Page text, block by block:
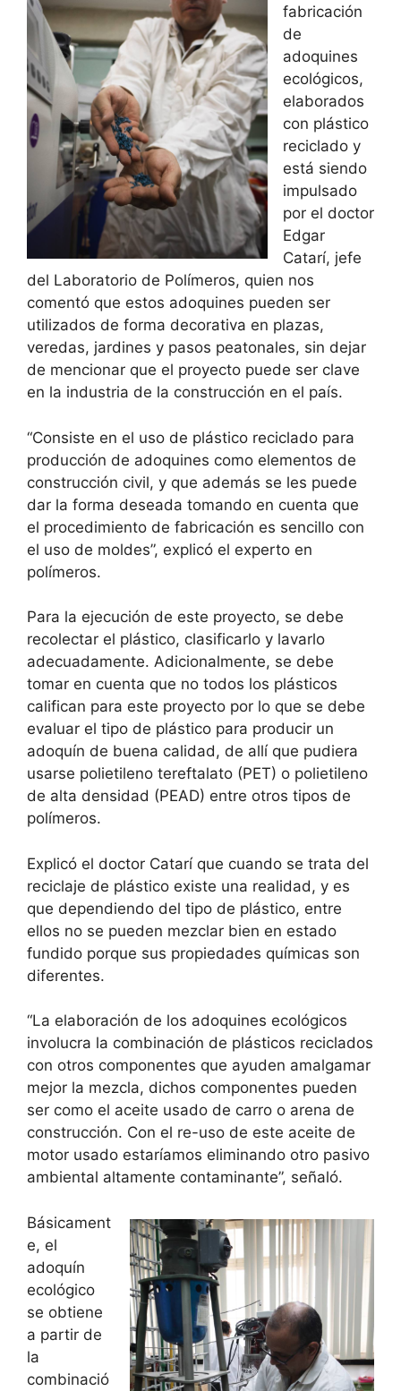
fabricación
de
adoquines
ecológicos,
elaborados
con plástico
reciclado y
está siendo
impulsado
por el doctor
Edgar
Catarí, jefe
del Laboratorio de Polímeros, quien nos
comentó que estos adoquines pueden ser
utilizados de forma decorativa en plazas,
veredas, jardines y pasos peatonales, sin dejar
de mencionar que el proyecto puede ser clave
en la industria de la construcción en el país.
“Consiste en el uso de plástico reciclado para
producción de adoquines como elementos de
construcción civil, y que además se les puede
dar la forma deseada tomando en cuenta que
el procedimiento de fabricación es sencillo con
el uso de moldes”, explicó el experto en
polímeros.
Para la ejecución de este proyecto, se debe
recolectar el plástico, clasificarlo y lavarlo
adecuadamente. Adicionalmente, se debe
tomar en cuenta que no todos los plásticos
califican para este proyecto por lo que se debe
evaluar el tipo de plástico para producir un
adoquín de buena calidad, de allí que pudiera
usarse polietileno tereftalato (PET) o polietileno
de alta densidad (PEAD) entre otros tipos de
polímeros.
Explicó el doctor Catarí que cuando se trata del
reciclaje de plástico existe una realidad, y es
que dependiendo del tipo de plástico, entre
ellos no se pueden mezclar bien en estado
fundido porque sus propiedades químicas son
diferentes.
“La elaboración de los adoquines ecológicos
involucra la combinación de plásticos reciclados
con otros componentes que ayuden amalgamar
mejor la mezcla, dichos componentes pueden
ser como el aceite usado de carro o arena de
construcción. Con el re-uso de este aceite de
motor usado estaríamos eliminando otro pasivo
ambiental altamente contaminante”, señaló.
Básicament
e, el
adoquín
ecológico
se obtiene
a partir de
la
combinació